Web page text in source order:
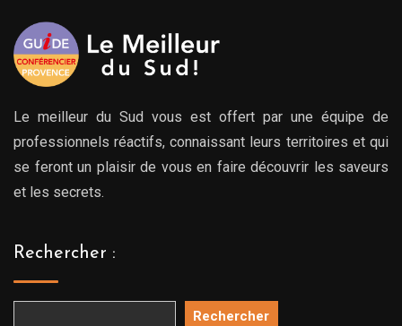
Le meilleur du Sud vous est offert par une équipe de
professionnels réactifs, connaissant leurs territoires et qui
se feront un plaisir de vous en faire découvrir les saveurs
et les secrets.
Rechercher :
Rechercher